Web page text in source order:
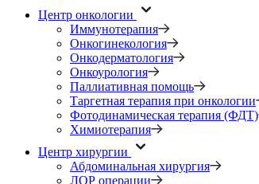
Центр онкологии
Иммунотерапия
Онкогинекология
Онкодерматология
Онкоурология
Паллиативная помощь
Таргетная терапия при онкологии
Фотодинамическая терапия (ФДТ)
Химиотерапия
Центр хирургии
Абдоминальная хирургия
ЛОР операции